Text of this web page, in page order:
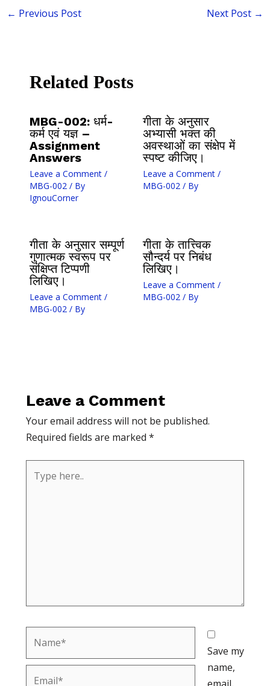
← Previous Post Next Post →
Related Posts
MBG-002: धर्म-
कर्म एवं यज्ञ –
Assignment
Answers
Leave a Comment /
MBG-002/ By
IgnouCorner
गीता के अनुसार
अभ्यासी भक्त की
अवस्थाओं का संक्षेप में
स्पष्ट कीजिए।
Leave a Comment /
MBG-002/ By
गीता के अनुसार सम्पूर्ण
गुणात्मक स्वरूप पर
संक्षिप्त टिप्पणी
लिखिए।
Leave a Comment /
MBG-002/ By
गीता के तात्त्विक
सौन्दर्य पर निबंध
लिखिए।
Leave a Comment /
MBG-002/ By
Leave a Comment
Your email address will not be published.
Required fields are marked *
here..
Save my
name,